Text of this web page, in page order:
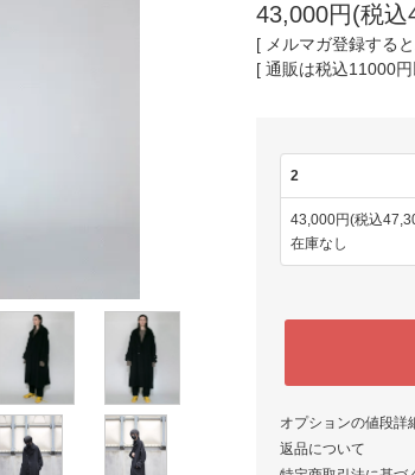
43,000円(税込
[ メルマガ登録する
[ 通販は税込11000
2
43,000円(税込
在庫なし
オプションの値段詳
返品について